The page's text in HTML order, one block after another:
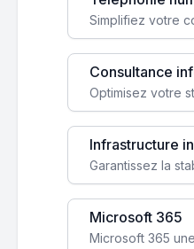
Consultance
Infrastructure
Microsoft 365